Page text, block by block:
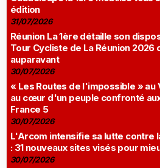
édition
31/07/2026
Réunion La 1ère détaille son
Tour Cycliste de La Réunion 2026
auparavant
30/07/2026
« Les Routes de l'impossible » au
au cœur d'un peuple confronté
France 5
30/07/2026
L'Arcom intensifie sa lutte contre
: 31 nouveaux sites visés pour
30/07/2026